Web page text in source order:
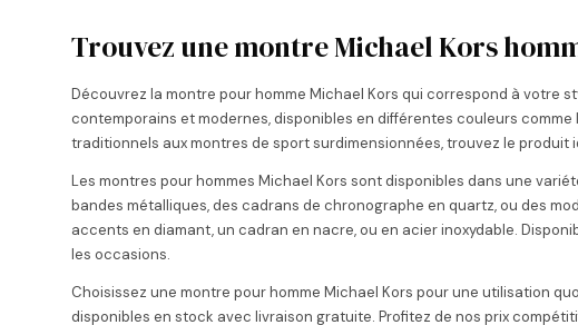
Trouvez une montre Michael Kors
Découvrez la montre pour homme Michael Kors qui correspond à votre
contemporains et modernes, disponibles en différentes couleurs
traditionnels aux montres de sport surdimensionnées, trouvez le produit
Les montres pour hommes Michael Kors sont disponibles dans une
bandes métalliques, des cadrans de chronographe en quartz, ou des
accents en diamant, un cadran en nacre, ou en acier inoxydable.
les occasions.
Choisissez une montre pour homme Michael Kors pour une utilisation
disponibles en stock avec livraison gratuite. Profitez de nos prix